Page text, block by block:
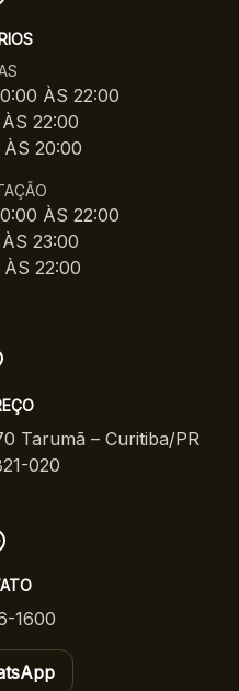
ÀS 22:00
22:00
ÀS 20:00
ÀS 22:00
23:00
ÀS 22:00
Tarumã – Curitiba/PR
020
1600